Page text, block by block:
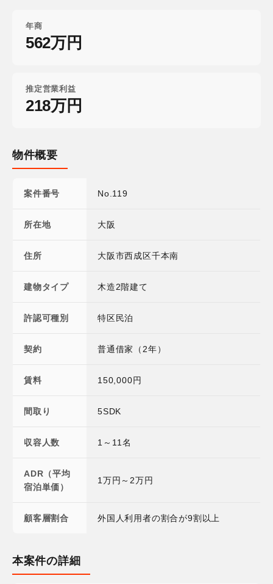
年商
562万円
推定営業利益
218万円
物件概要
案件番号 No.119
所在地 大阪
住所 大阪市西成区千本南
建物タイプ 木造2階建て
許認可種別 特区民泊
契約 普通借家（2年）
賃料 150,000円
間取り 5SDK
収容人数 1～11名
ADR（平均
宿泊単価）
1万円～2万円
顧客層割合 外国人利用者の割合が9割以上
本案件の詳細